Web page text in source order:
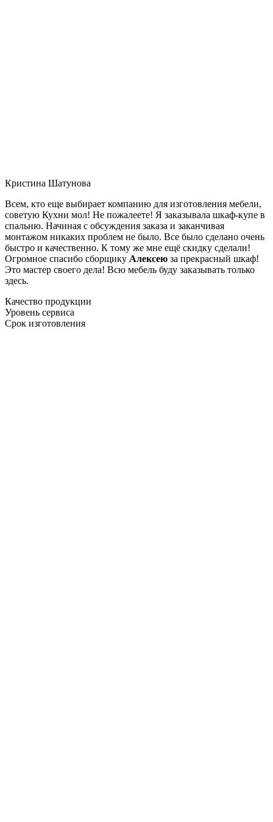
Кристина Шатунова
Всем, кто еще выбирает компанию для изготовления мебели,
советую Кухни мол! Не пожалеете! Я заказывала шкаф-купе в
спальню. Начиная с обсуждения заказа и заканчивая
монтажом никаких проблем не было. Все было сделано очень
быстро и качественно. К тому же мне ещё скидку сделали!
Огромное спасибо сборщику Алексею за прекрасный шкаф!
Это мастер своего дела! Всю мебель буду заказывать только
здесь.
Качество продукции
Уровень сервиса
Срок изготовления